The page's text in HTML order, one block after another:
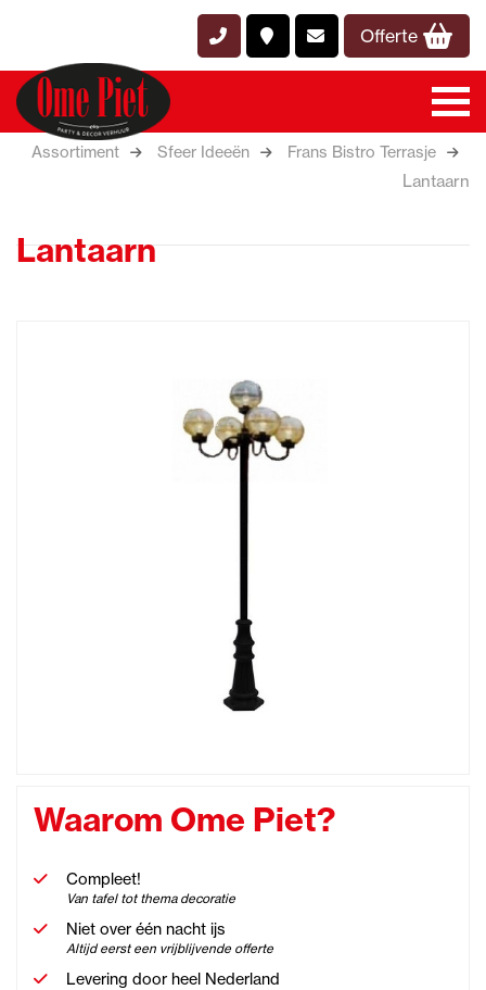
Offerte
Assortiment Sfeer Ideeën Frans Bistro Terrasje
Lantaarn
Lantaarn
Waarom Ome Piet?
Compleet!
Van tafel tot thema decoratie
Niet over één nacht ijs
Altijd eerst een vrijblijvende offerte
Levering door heel Nederland